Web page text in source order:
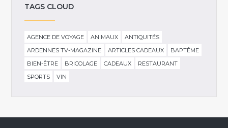
TAGS CLOUD
AGENCE DE VOYAGE ANIMAUX
ANTIQUITÉS
ARDENNES TV-MAGAZINE
ARTICLES CADEAUX
BAPTÊME
BIEN-ÊTRE
BRICOLAGE CADEAUX
RESTAURANT
SPORTS
VIN